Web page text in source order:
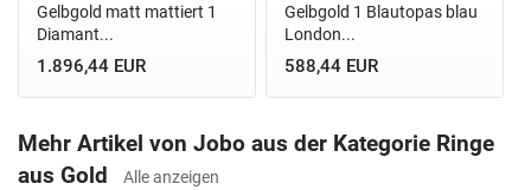
Gelbgold matt mattiert 1
Diamant...
1.896,44 EUR
Gelbgold 1 Blautopas blau
London...
588,44 EUR
Mehr Artikel von Jobo aus der Kategorie Ringe
aus Gold
Alle anzeigen